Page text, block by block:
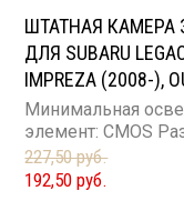
ШТАТНАЯ КАМЕРА
ДЛЯ SUBARU
IMPREZA (2008-),
Минимальная
элемент: CMOS
227,50 руб.
192,50 руб.